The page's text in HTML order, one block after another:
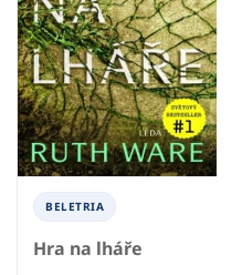
BELETRIA
Hra na lháře